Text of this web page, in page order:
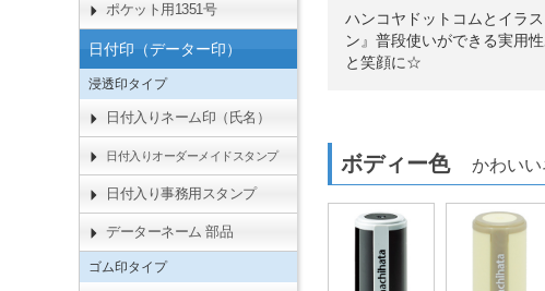
ハンコヤドットコムとイラ
ン』普段使いができる実用
と笑顔に☆
ボディー色 かわい
ポケット用1351号
日付印（データー印）
浸透印タイプ
日付入りネーム印（氏名）
日付入りオーダーメイドスタンプ
日付入り事務用スタンプ
データーネーム 部品
ゴム印タイプ